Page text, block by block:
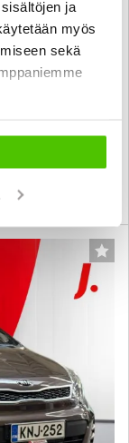
ja
myös
sekä
kulutonta
jyväskylä